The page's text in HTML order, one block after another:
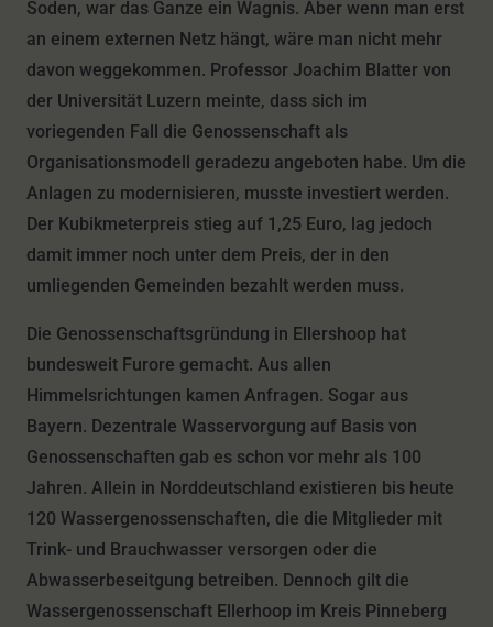
Soden, war das Ganze ein Wagnis. Aber wenn man erst
an einem externen Netz hängt, wäre man nicht mehr
davon weggekommen. Professor Joachim Blatter von
der Universität Luzern meinte, dass sich im
voriegenden Fall die Genossenschaft als
Organisationsmodell geradezu angeboten habe. Um die
Anlagen zu modernisieren, musste investiert werden.
Der Kubikmeterpreis stieg auf 1,25 Euro, lag jedoch
damit immer noch unter dem Preis, der in den
umliegenden Gemeinden bezahlt werden muss.
Die Genossenschaftsgründung in Ellershoop hat
bundesweit Furore gemacht. Aus allen
Himmelsrichtungen kamen Anfragen. Sogar aus
Bayern. Dezentrale Wasservorgung auf Basis von
Genossenschaften gab es schon vor mehr als 100
Jahren. Allein in Norddeutschland existieren bis heute
120 Wassergenossenschaften, die die Mitglieder mit
Trink- und Brauchwasser versorgen oder die
Abwasserbeseitgung betreiben. Dennoch gilt die
Wassergenossenschaft Ellerhoop im Kreis Pinneberg